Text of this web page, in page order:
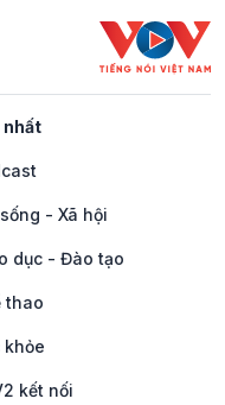
nhất
- Xã hội
dục - Đào tạo
thao
khỏe
kết nối